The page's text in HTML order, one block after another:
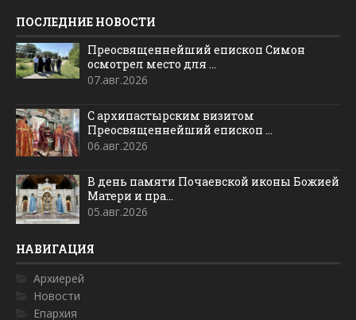
ПОСЛЕДНИЕ НОВОСТИ
Преосвященнейший епископ Симон
осмотрел место для ...
07.авг.2026
С архипастырским визитом
Преосвященнейший епископ ...
06.авг.2026
В день памяти Почаевской иконы Божией
Матери и пра...
05.авг.2026
НАВИГАЦИЯ
Архиерей
Новости
Епархия